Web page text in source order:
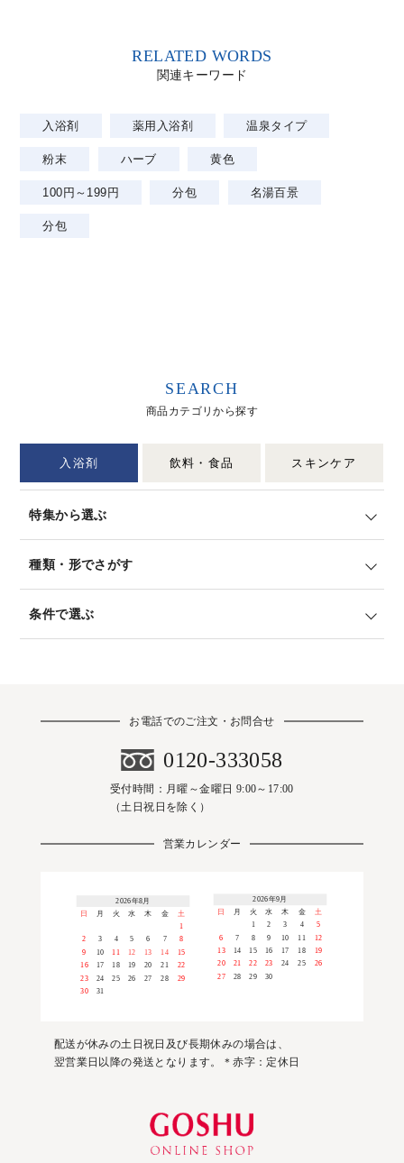
RELATED WORDS
関連キーワード
入浴剤 薬用入浴剤 温泉タイプ
粉末 ハーブ 黄色
100円～199円 分包 名湯百景
分包
SEARCH
商品カテゴリから探す
入浴剤 飲料・食品 スキンケア
特集から選ぶ
種類・形でさがす
条件で選ぶ
お電話でのご注文・お問合せ
0120-333058
受付時間：月曜～金曜日 9:00～17:00
（土日祝日を除く）
営業カレンダー
2026年8月
日
月 火 水 木 金
土
1
2 3 4 5 6 7
8
9
10 11 12 13 14
15
16
17 18 19 20 21 22
23 24 25 26 27 28
29
30
31
2026年9月
日
月 火 水 木 金
土
1
2 3 4 5
6 7 8 9 10 11
12
13
14 15 16 17 18 19
20 21 22 23 24 25
26
27
28 29 30
配送が休みの土日祝日及び長期休みの場合は、
翌営業日以降の発送となります。＊赤字：定休日